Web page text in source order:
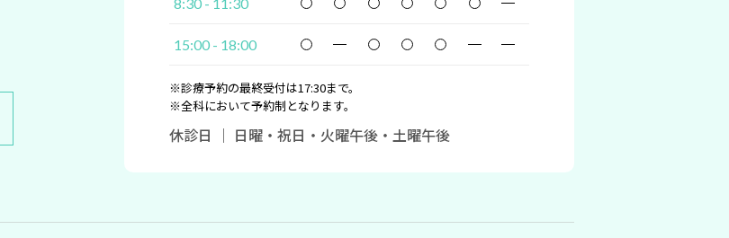
15:00 - 18:00
※診療予約の最終受付は17:30まで。
※全科において予約制となります。
休診日 ｜ 日曜・祝日・火曜午後・土曜午後